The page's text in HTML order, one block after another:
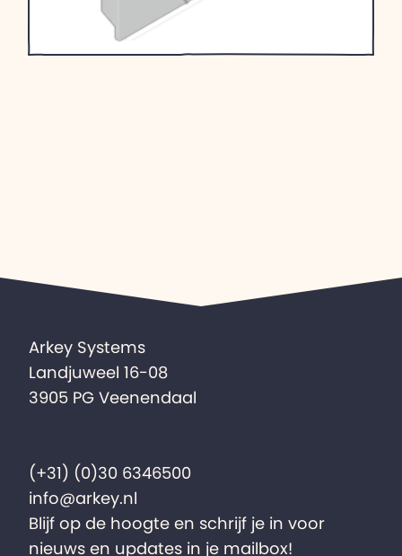
Arkey Systems
Landjuweel 16-08
3905 PG Veenendaal
(+31) (0)30 6346500
info@arkey.nl
Blijf op de hoogte en schrijf je in voor
nieuws en updates in je mailbox!